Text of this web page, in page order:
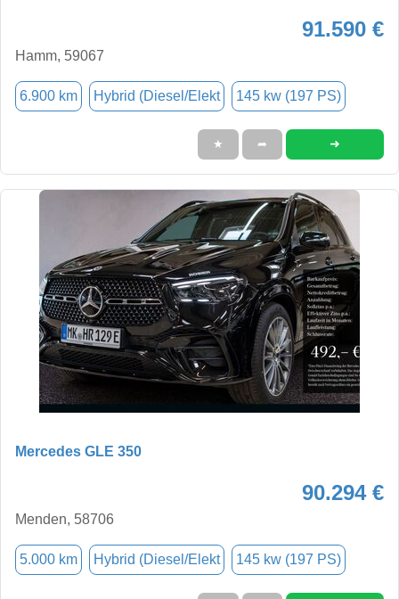
91.590 €
Hamm, 59067
6.900 km Hybrid (Diesel/Elekt 145 kw (197 PS)
★ ➦ ➜
Mercedes GLE 350
90.294 €
Menden, 58706
5.000 km Hybrid (Diesel/Elekt 145 kw (197 PS)